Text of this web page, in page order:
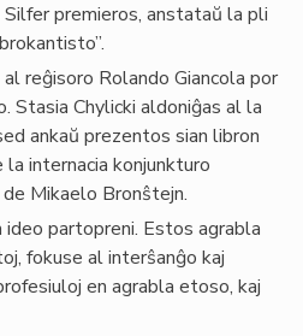
premieros, anstataŭ la pli
reĝisoro Rolando Giancola por
Stasia Chylicki aldoniĝas al la
ankaŭ prezentos sian libron
la internacia konjunkturo
Mikaelo Bronŝtejn.
partopreni. Estos agrabla
fokuse al interŝanĝo kaj
en agrabla etoso, kaj